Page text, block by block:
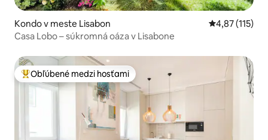
Kondo v meste Lisabon Priemerné
4,87 (115)
Casa Lobo – súkromná oáza v Lisabone
Najobľúbenejšie medzi hosťami
Obľúbené medzi hosťami